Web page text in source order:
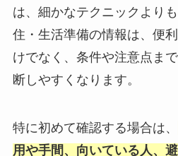
は、細かなテクニックより
住・生活準備の情報は、便
けでなく、条件や注意点ま
断しやすくなります。
特に初めて確認する場合は、
用や手間、向いている人、